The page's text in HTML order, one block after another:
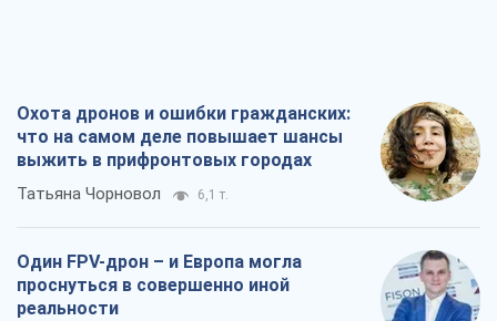
Охота дронов и ошибки гражданских:
что на самом деле повышает шансы
выжить в прифронтовых городах
Татьяна Чорновол 6,1 т.
Один FPV-дрон – и Европа могла
проснуться в совершенно иной
реальности